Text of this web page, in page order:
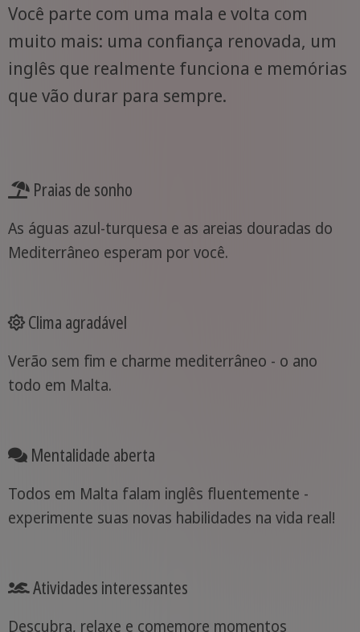
Você parte com uma mala e volta com
muito mais: uma confiança renovada, um
inglês que realmente funciona e memórias
que vão durar para sempre.
Praias de sonho
As águas azul-turquesa e as areias douradas do
Mediterrâneo esperam por você.
Clima agradável
Verão sem fim e charme mediterrâneo - o ano
todo em Malta.
Mentalidade aberta
Todos em Malta falam inglês fluentemente -
experimente suas novas habilidades na vida real!
Atividades interessantes
Descubra, relaxe e comemore momentos